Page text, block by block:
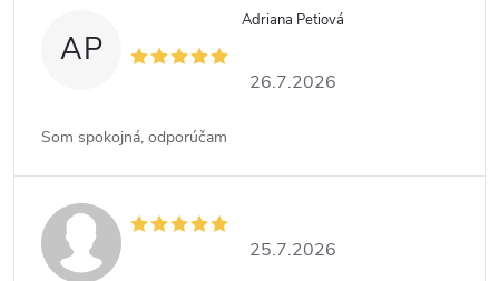
AP
Adriana Petiová
26.7.2026
Som spokojná, odporúčam
25.7.2026